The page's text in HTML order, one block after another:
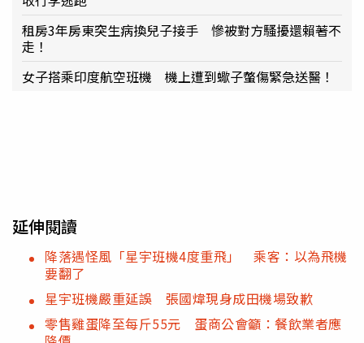
租房3年房東突生病換兒子接手 慘被對方騷擾還賴著不
走！
女子搭乘印度航空班機 機上遭到蠍子螫傷緊急送醫！
延伸閱讀
降落遇怪風「星宇班機4度重飛」 乘客：以為飛機
要翻了
星宇班機嚴重延誤 張國煒現身成田機場致歉
零售雞蛋降至每斤55元 蛋商公會籲：餐飲業者應